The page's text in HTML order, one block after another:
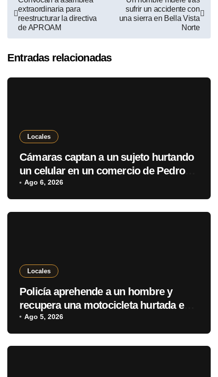
extraordinaria para
reestructurar la directiva
de APROAM
sufrir un accidente con
una sierra en Bella Vista
Norte
Entradas relacionadas
Locales
Cámaras captan a un sujeto hurtando
un celular en un comercio de Pedro
Juan Caballero
Ago 6, 2026
Locales
Policía aprehende a un hombre y
recupera una motocicleta hurtada en
Pedro Juan Caballero
Ago 5, 2026